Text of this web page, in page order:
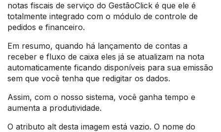
notas fiscais de serviço do GestãoClick é que ele é
totalmente integrado com o módulo de controle de
pedidos e financeiro.
Em resumo, quando há lançamento de contas a
receber e fluxo de caixa eles já se atualizam na nota
automaticamente ficando disponíveis para sua emissão
sem que você tenha que redigitar os dados.
Assim, com o nosso sistema, você ganha tempo e
aumenta a produtividade.
O atributo alt desta imagem está vazio. O nome do